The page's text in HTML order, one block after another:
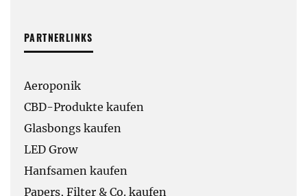
PARTNERLINKS
Aeroponik
CBD-Produkte kaufen
Glasbongs kaufen
LED Grow
Hanfsamen kaufen
Papers, Filter & Co. kaufen